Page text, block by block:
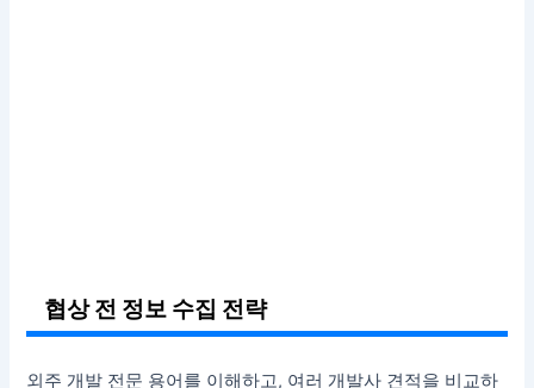
협상 전 정보 수집 전략
외주 개발 전문 용어를 이해하고, 여러 개발사 견적을 비교하